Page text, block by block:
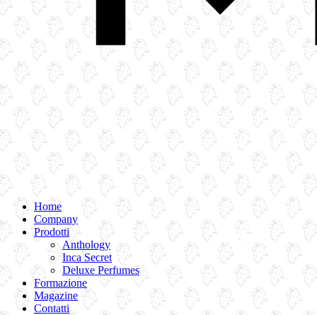
Home
Company
Prodotti
Anthology
Inca Secret
Deluxe Perfumes
Formazione
Magazine
Contatti